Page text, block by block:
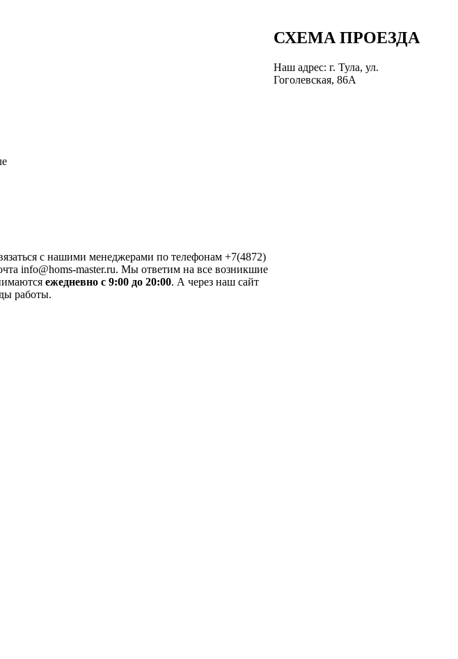
с нашими менеджерами по телефонам +7(4872)
info@homs-master.ru. Мы ответим на все возникшие
ежедневно с 9:00 до 20:00. А через наш сайт
работы.
СХЕМА ПРОЕЗДА
Наш адрес: г. Тула, ул.
Гоголевская, 86А